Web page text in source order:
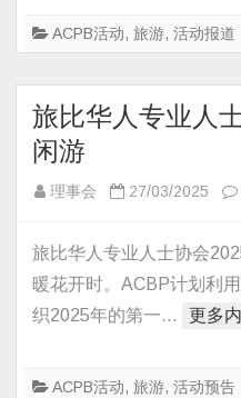
ACPB活动, 旅游, 活动报道
旅比华人专业人
闲游
理事会 27/03/2025
旅比华人专业人士协会
暖花开时。ACBP计划利
织2025年的第一…
更多
ACPB活动, 旅游, 活动预告